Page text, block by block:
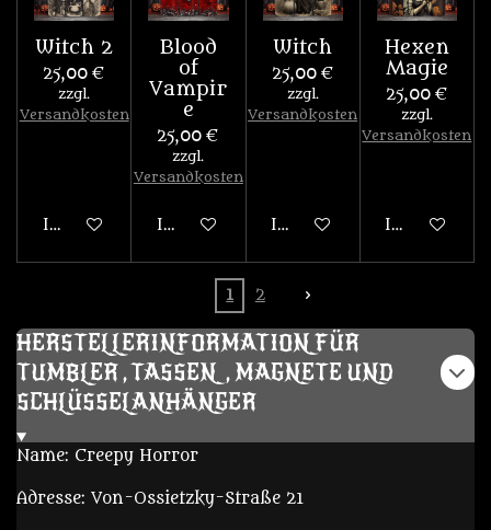
Witch 2
25,00 €
zzgl.
Versandkosten
In den Warenkorb
Blood
of
Vampir
e
25,00 €
zzgl.
Versandkosten
In den Warenkorb
Witch
25,00 €
zzgl.
Versandkosten
In den Warenkorb
Hexen
Magie
25,00 €
zzgl.
Versandkosten
In den
1 2
HERSTELLERINFORMATION FÜR
TUMBLER , TASSEN, MAGNETE UND
SCHLÜSSELANHÄNGER
Name: Creepy Horror
Adresse: Von-Ossietzky-Straße 21